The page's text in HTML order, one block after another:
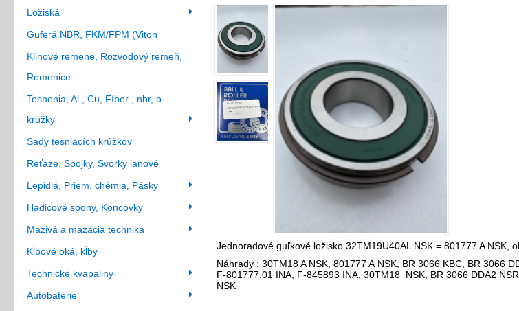
Ložiská
Guferá NBR, FKM/FPM (Viton
Klinové remene, Rozvodový remeň,
Remenice
Tesnenia, Al , Cu, Fíber , nbr, o-
krúžky
Sady tesniacích krúžkov
Reťaze, Spojky, Svorky lanové
Lepidlá, Priem. chémia, Pásky
Hadicové spony, Koncovky
Mazivá a mazacia technika
Kĺbové oká, kĺby
Technické kvapaliny
Autobatérie
Jednoradové guľkové ložisko 32TM19U40AL NSK = 801777 A
Náhrady : 30TM18 A NSK, 801777 A NSK, BR 3066 KBC, BR 3066
F-801777.01 INA, F-845893 INA, 30TM18 NSK, BR 3066 DDA2
NSK